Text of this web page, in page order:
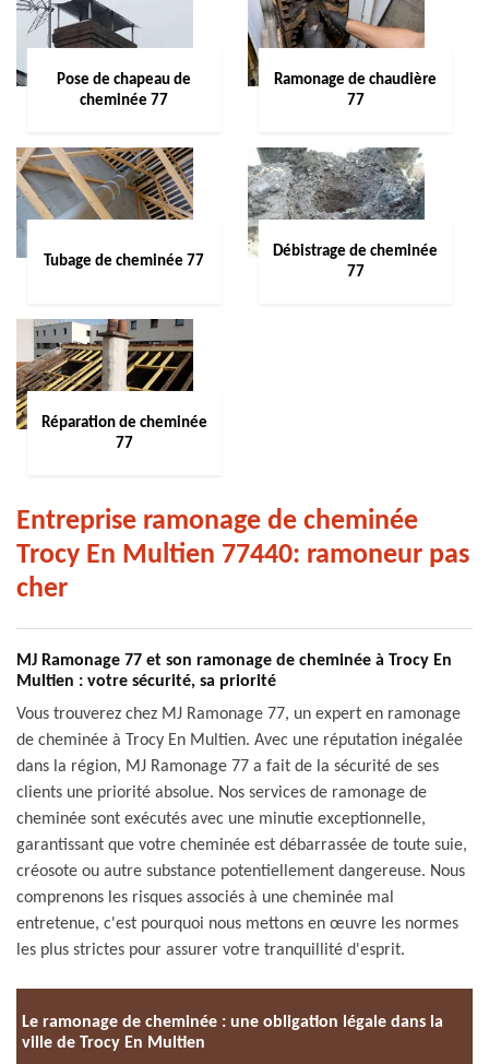
Pose de chapeau de
cheminée 77
Ramonage de chaudière
77
Tubage de cheminée 77
Débistrage de cheminée
77
Réparation de cheminée
77
Entreprise ramonage de cheminée
Trocy En Multien 77440: ramoneur pas
cher
MJ Ramonage 77 et son ramonage de cheminée à Trocy En
Multien : votre sécurité, sa priorité
Vous trouverez chez MJ Ramonage 77, un expert en ramonage
de cheminée à Trocy En Multien. Avec une réputation inégalée
dans la région, MJ Ramonage 77 a fait de la sécurité de ses
clients une priorité absolue. Nos services de ramonage de
cheminée sont exécutés avec une minutie exceptionnelle,
garantissant que votre cheminée est débarrassée de toute suie,
créosote ou autre substance potentiellement dangereuse. Nous
comprenons les risques associés à une cheminée mal
entretenue, c'est pourquoi nous mettons en œuvre les normes
les plus strictes pour assurer votre tranquillité d'esprit.
Le ramonage de cheminée : une obligation légale dans la
ville de Trocy En Multien